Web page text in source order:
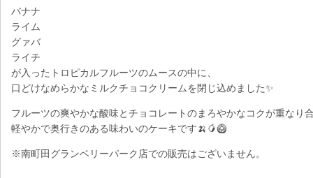
バナナ
ライム
グァバ
ライチ
が入ったトロピカルフルーツのムースの中に、
口どけなめらかなミルクチョコクリームを閉じ込めました✨
フルーツの爽やかな酸味とチョコレートのまろやかなコクが重なり
軽やかで奥行きのある味わいのケーキです🍌🥭🥝
※南町田グランベリーパーク店での販売はございません。